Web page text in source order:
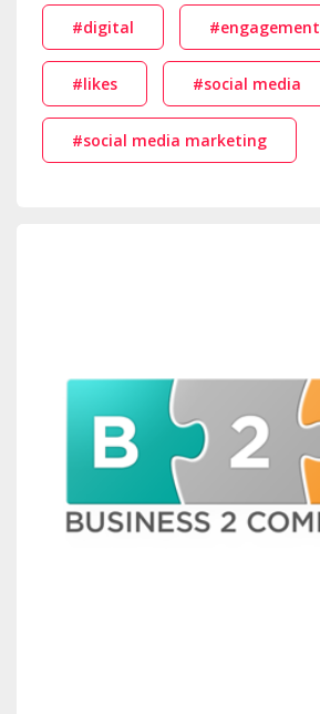
#digital #engagement
#likes #social media
#social media marketing